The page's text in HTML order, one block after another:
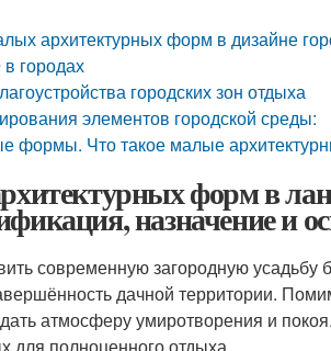
архитектурных форм в дизайне
городах
городских зон отдыха
элементов городской среды:
формы. Что такое малые
форм в
назначение и
современную загородную
дачной территории.
атмосферу умиротворения и